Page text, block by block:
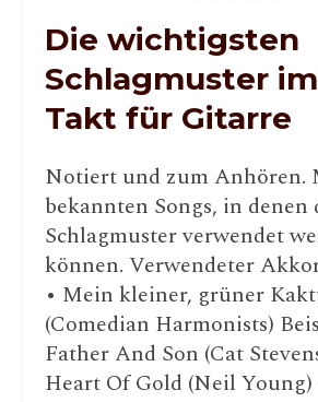
Die wichtigsten
Schlagmuster
Takt für Gitarre
Notiert und zum Anhören.
bekannten Songs, in denen
Schlagmuster verwendet
können. Verwendeter
• Mein kleiner, grüner
(Comedian Harmonists)
Father And Son (Cat
Heart Of Gold (Neil Young)